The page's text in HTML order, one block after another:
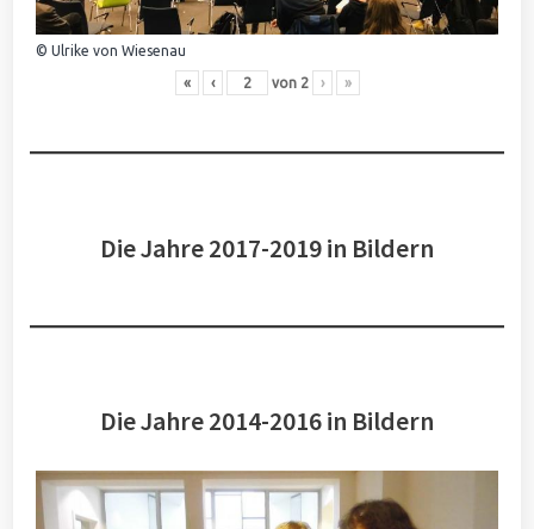
© Ulrike von Wiesenau
« ‹ von 2 › »
Die Jahre 2017-2019 in Bildern
Die Jahre 2014-2016 in Bildern